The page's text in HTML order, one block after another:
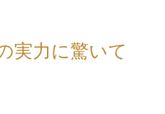
実力に驚いて